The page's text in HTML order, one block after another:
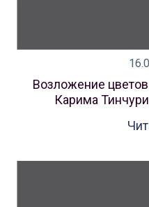
Возложение
Карима